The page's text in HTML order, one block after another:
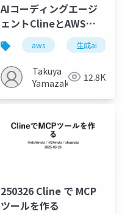
AIコーディングエージ
ェントClineとAWS
MCP ServersでAWSを
使ったシステムのレビ
ューと機能追加してみ
た
aws 生成ai
Takuya
Yamazaki
12.8K
250326 Cline で MCP
ツールを作る